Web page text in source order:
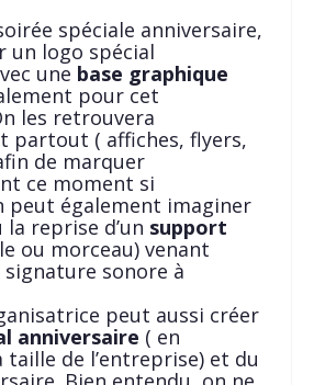
spéciale anniversaire,
un logo spécial
une base graphique
pour cet
les retrouvera
partout ( affiches, flyers,
de marquer
ce moment si
peut également imaginer
reprise d’un support
ou morceau) venant
sonore à
peut aussi créer
anniversaire ( en
de l’entreprise) et du